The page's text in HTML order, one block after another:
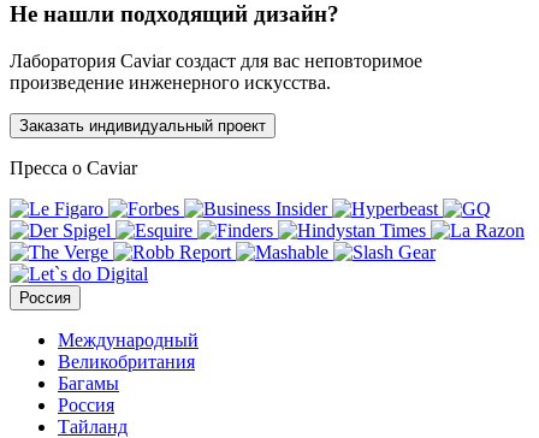
Не нашли подходящий дизайн?
Лаборатория Caviar создаст для вас неповторимое
произведение инженерного искусства.
Заказать индивидуальный проект
Пресса о Caviar
Россия
Международный
Великобритания
Багамы
Россия
Тайланд